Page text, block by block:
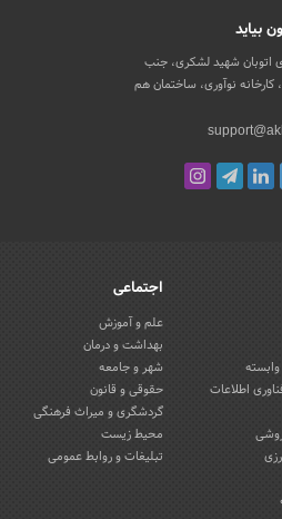
بیاید
اتوبان شهید لشکری، جنب
کارخانه نوآوری، ساختمان هم
اطلاعات
اجتماعی
علم و آموزش
بهداشت و درمان
شهر و جامعه
حقوقی و قانون
گردشگری و میراث فرهنگی
محیط زیست
تبلیغات و روابط عمومی